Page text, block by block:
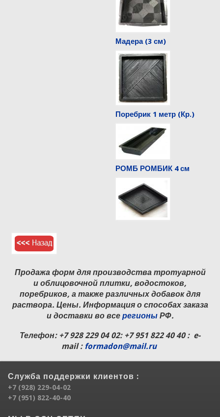
Мадера (3 см)
Поребрик 1 метр (Кр.)
РОМБ РОМБИК 4 см
Продажа форм для производства тротуарной
и облицовочной плитки, водостоков,
поребриков, а также различных добавок для
раствора. Цены. Информация о способах заказа
и доставки во все регионыРФ.
Телефон: +7 928 229 04 02: +7 951 822 40 40 : e-
mail : formadon@mail.ru
Служба поддержки клиентов :
+7 (928) 229-04-02
+7 (951) 822-40-40